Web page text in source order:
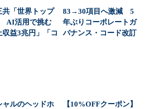
共「世界トップ
AI活用で挑む
収益3兆円」「コ
83→30項目へ激減 5
年ぶりコーポレートガ
バナンス・コード改訂
ャルのヘッドホ
【10%OFFクーポン】